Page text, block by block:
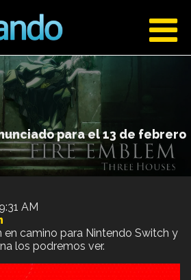
para el 13 de febrero
AM
en camino para Nintendo Switch y
los podremos ver.